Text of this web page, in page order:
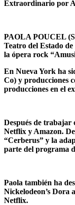
Extraordinario por
PAOLA POUCEL
Teatro del Estado
la ópera rock
En Nueva York ha
Co) y producciones
producciones en el
Después de trabajar
Netflix y Amazon.
“Cerberus” y la
parte del programa
Paola también ha
Nickelodeon’s Dora
Netflix.